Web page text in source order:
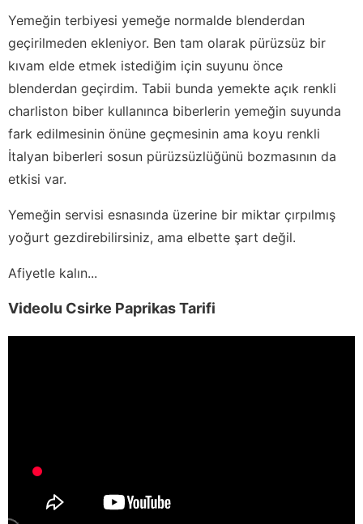
Yemeğin terbiyesi yemeğe normalde blenderdan
geçirilmeden ekleniyor. Ben tam olarak pürüzsüz bir
kıvam elde etmek istediğim için suyunu önce
blenderdan geçirdim. Tabii bunda yemekte açık renkli
charliston biber kullanınca biberlerin yemeğin suyunda
fark edilmesinin önüne geçmesinin ama koyu renkli
İtalyan biberleri sosun pürüzsüzlüğünü bozmasının da
etkisi var.
Yemeğin servisi esnasında üzerine bir miktar çırpılmış
yoğurt gezdirebilirsiniz, ama elbette şart değil.
Afiyetle kalın...
Videolu Csirke Paprikas Tarifi